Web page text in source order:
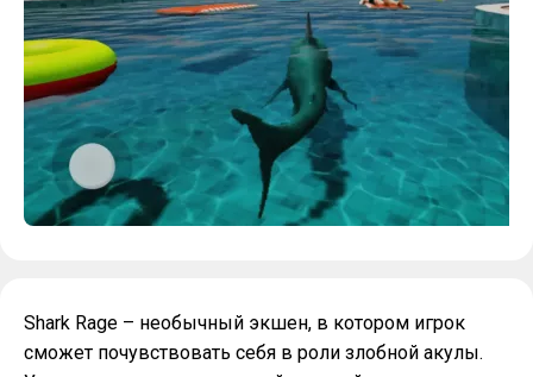
Shark Rage – необычный экшен, в котором игрок
сможет почувствовать себя в роли злобной акулы.